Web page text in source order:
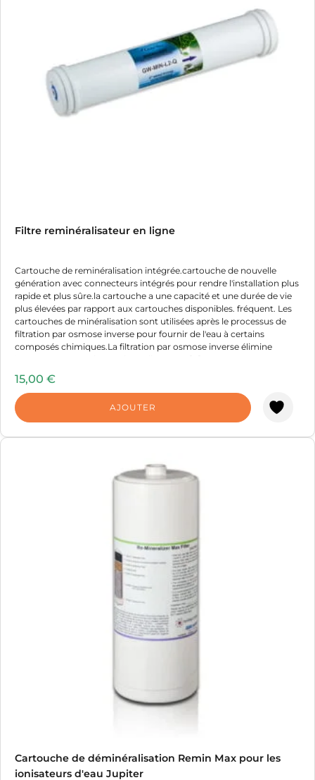
Filtre reminéralisateur en ligne
Cartouche de reminéralisation intégrée.cartouche de nouvelle
génération avec connecteurs intégrés pour rendre l'installation plus
rapide et plus sûre.la cartouche a une capacité et une durée de vie
plus élevées par rapport aux cartouches disponibles. fréquent. Les
cartouches de minéralisation sont utilisées après le processus de
filtration par osmose inverse pour fournir de l'eau à certains
composés chimiques.La filtration par osmose inverse élimine
15,00 €
AJOUTER
Cartouche de déminéralisation Remin Max pour les
ionisateurs d'eau Jupiter